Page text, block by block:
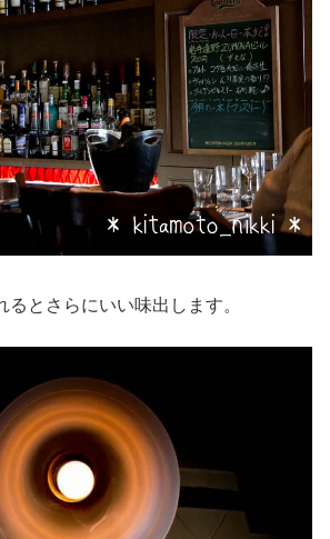
とさらにいい味出します。